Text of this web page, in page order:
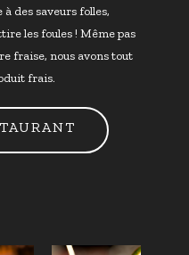
des saveurs folles,
les foules ! Même pas
fraise, nous avons tout
frais.